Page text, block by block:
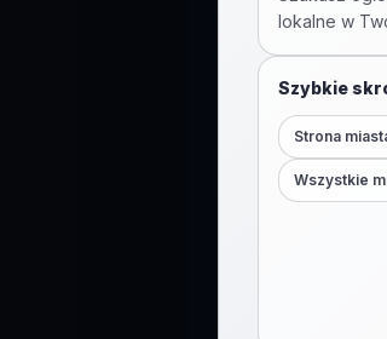
lokalne w
Szybkie
Strona
Wszystkie